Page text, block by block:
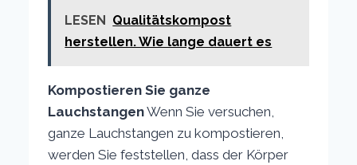
LESEN
Qualitätskompost
herstellen. Wie lange dauert es
Kompostieren Sie ganze
LauchstangenWenn Sie versuchen,
ganze Lauchstangen zu kompostieren,
werden Sie feststellen, dass der Körper